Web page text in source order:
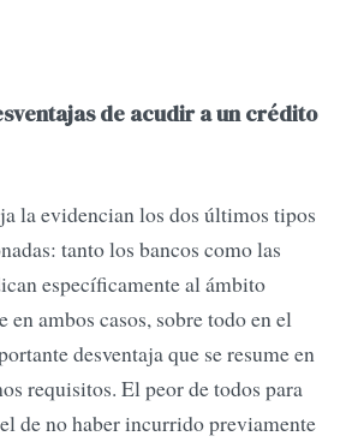
de acudir a un crédito
la evidencian los dos últimos tipos
tanto los bancos como las
específicamente al ámbito
en ambos casos, sobre todo en el
desventaja que se resume en
requisitos. El peor de todos para
de no haber incurrido previamente